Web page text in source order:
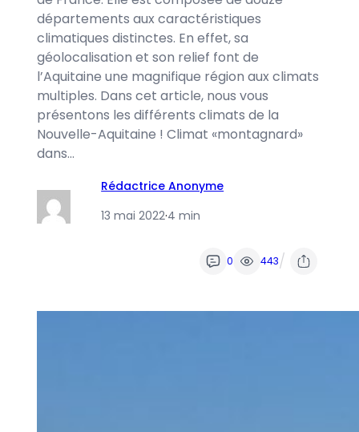
départements aux caractéristiques
climatiques distinctes. En effet, sa
géolocalisation et son relief font de
l’Aquitaine une magnifique région aux climats
multiples. Dans cet article, nous vous
présentons les différents climats de la
Nouvelle-Aquitaine ! Climat «montagnard»
dans…
Rédactrice Anonyme
13 mai 2022·4 min
0 443/